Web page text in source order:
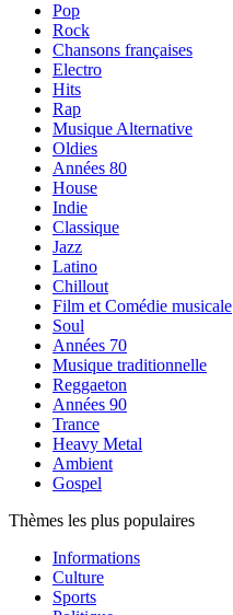
Pop
Rock
Chansons françaises
Electro
Hits
Rap
Musique Alternative
Oldies
Années 80
House
Indie
Classique
Jazz
Latino
Chillout
Film et Comédie musicale
Soul
Années 70
Musique traditionnelle
Reggaeton
Années 90
Trance
Heavy Metal
Ambient
Gospel
Thèmes les plus populaires
Informations
Culture
Sports